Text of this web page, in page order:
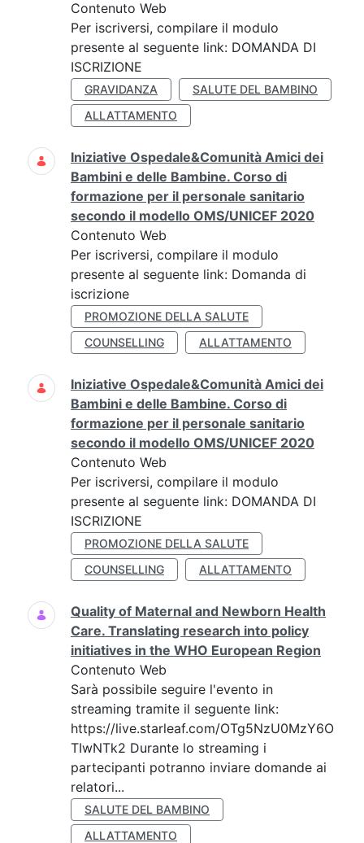
Contenuto Web
Per iscriversi, compilare il modulo
presente al seguente link: DOMANDA DI
ISCRIZIONE
GRAVIDANZA
SALUTE DEL BAMBINO
ALLATTAMENTO
Iniziative Ospedale&Comunità Amici dei
Bambini e delle Bambine. Corso di
formazione per il personale sanitario
secondo il modello OMS/UNICEF 2020
Contenuto Web
Per iscriversi, compilare il modulo
presente al seguente link: Domanda di
iscrizione
PROMOZIONE DELLA SALUTE
COUNSELLING
ALLATTAMENTO
Iniziative Ospedale&Comunità Amici dei
Bambini e delle Bambine. Corso di
formazione per il personale sanitario
secondo il modello OMS/UNICEF 2020
Contenuto Web
Per iscriversi, compilare il modulo
presente al seguente link: DOMANDA DI
ISCRIZIONE
PROMOZIONE DELLA SALUTE
COUNSELLING
ALLATTAMENTO
Quality of Maternal and Newborn Health
Care. Translating research into policy
initiatives in the WHO European Region
Contenuto Web
Sarà possibile seguire l'evento in
streaming tramite il seguente link:
https://live.starleaf.com/OTg5NzU0MzY6O
TIwNTk2 Durante lo streaming i
partecipanti potranno inviare domande ai
relatori...
SALUTE DEL BAMBINO
ALLATTAMENTO